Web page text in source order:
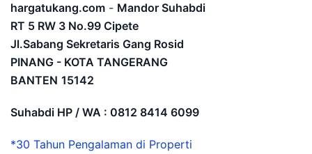
hargatukang.com - Mandor Suhabdi
RT 5 RW 3 No.99 Cipete
Jl.Sabang Sekretaris Gang Rosid
PINANG - KOTA TANGERANG
BANTEN 15142
Suhabdi HP / WA : 0812 8414 6099
*30 Tahun Pengalaman di Properti